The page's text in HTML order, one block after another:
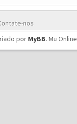
nos
por MyBB.Mu Online